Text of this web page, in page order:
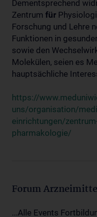
Dementsprechend
Zentrum für
Forschung und Lehre
Funktionen in
sowie den
Molekülen, seien es
hauptsächliche
https://
uns/organisation/
einrichtungen/
pharmakologie/
Forum
...Alle Events